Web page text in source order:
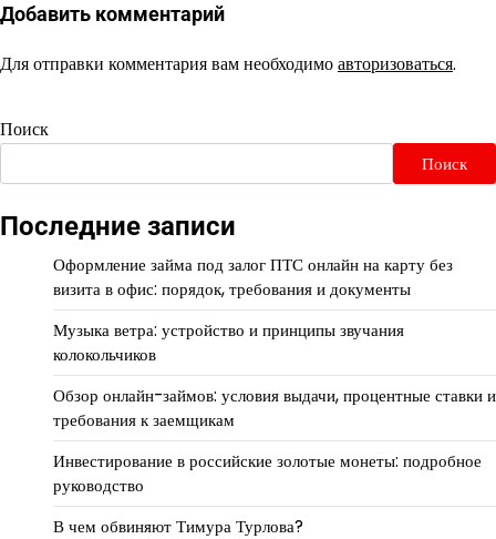
Добавить комментарий
Для отправки комментария вам необходимоавторизоваться.
Поиск
Поиск
Последние записи
Оформление займа под залог ПТС онлайн на карту без
визита в офис: порядок, требования и документы
Музыка ветра: устройство и принципы звучания
колокольчиков
Обзор онлайн-займов: условия выдачи, процентные ставки и
требования к заемщикам
Инвестирование в российские золотые монеты: подробное
руководство
В чем обвиняют Тимура Турлова?